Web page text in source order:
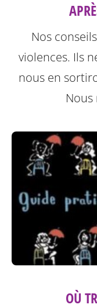
Nos
violences. Ils
nous en
Nous
OÙ